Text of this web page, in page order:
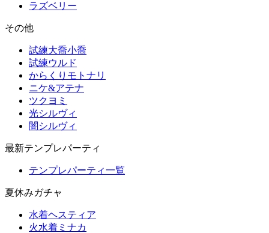
ラズベリー
その他
試練大喬小喬
試練ウルド
からくりモトナリ
ニケ&アテナ
ツクヨミ
光シルヴィ
闇シルヴィ
最新テンプレパーティ
テンプレパーティ一覧
夏休みガチャ
水着ヘスティア
火水着ミナカ